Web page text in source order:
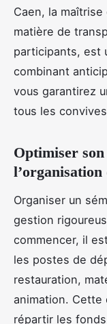
Caen, la
matière de
participants, est
combinant
vous garantirez
tous les
Optimiser
l’organisation
Organiser un
gestion
commencer, il
les postes de
restauration,
animation. Cette
répartir les